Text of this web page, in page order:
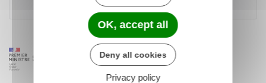
OK, accept all
Deny all cookies
Privacy policy